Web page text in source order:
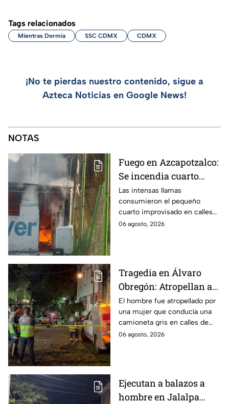
Tags relacionados
Mientras Dormía SSC CDMX CDMX
¡No te pierdas nuestro contenido, sigue a
Azteca Noticias en Google News!
NOTAS
Fuego en Azcapotzalco:
Se incendia cuarto
improvisado en la
Industrial Vallejo;
rompen cadenas para
combatir las llamas
Las intensas llamas
consumieron el pequeño
cuarto improvisado en calles
de Azcapotzalco; bomberos
06 agosto, 2026
Tragedia en Álvaro
Obregón: Atropellan a
hombre en situación de
calle y queda prensado
en San Ángel, CDMX
El hombre fue atropellado por
una mujer que conducía una
camioneta gris en calles de
San Ángel; la responsable ya
06 agosto, 2026
Ejecutan a balazos a
hombre en Jalalpa